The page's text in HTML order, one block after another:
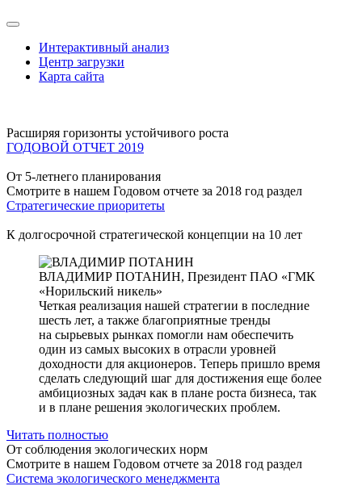
Интерактивный анализ
Центр загрузки
Карта сайта
Расширяя горизонты устойчивого роста
ГОДОВОЙ ОТЧЕТ 2019
От 5-летнего планирования
Смотрите в нашем Годовом отчете за 2018 год раздел
Стратегические приоритеты
К долгосрочной стратегической концепции на 10 лет
ВЛАДИМИР ПОТАНИН, Президент ПАО «ГМК
«Норильский никель»
Четкая реализация нашей стратегии в последние
шесть лет, а также благоприятные тренды
на сырьевых рынках помогли нам обеспечить
один из самых высоких в отрасли уровней
доходности для акционеров. Теперь пришло время
сделать следующий шаг для достижения еще более
амбициозных задач как в плане роста бизнеса, так
и в плане решения экологических проблем.
Читать полностью
От соблюдения экологических норм
Смотрите в нашем Годовом отчете за 2018 год раздел
Система экологического менеджмента